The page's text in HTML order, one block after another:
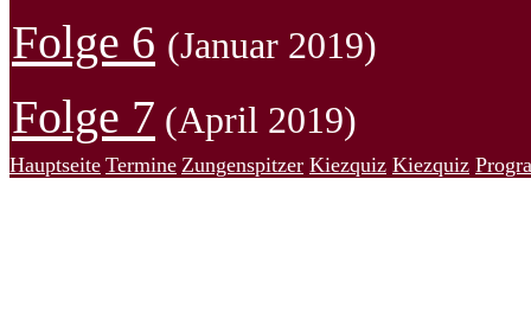
Folge 6 (Januar 2019)
Folge 7 (April 2019)
Hauptseite Termine Zungenspitzer Kiezquiz Kiezquiz